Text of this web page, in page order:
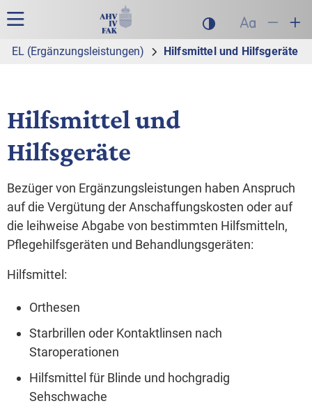
Zur Hauptnavigation
Zum Inhalt
Suche
Hauptnavigation Dunklen Modus
Schrift auf
Schrift
EL (Ergänzungs­leistungen) Hilfsmittel und Hilfsgeräte
Hilfsmittel und
Hilfsgeräte
Bezüger von Ergänzungsleistungen haben Anspruch
auf die Vergütung der Anschaffungskosten oder auf
die leihweise Abgabe von bestimmten Hilfsmitteln,
Pflegehilfsgeräten und Behandlungsgeräten:
Hilfsmittel:
Orthesen
Starbrillen oder Kontaktlinsen nach
Staroperationen
Hilfsmittel für Blinde und hochgradig
Sehschwache